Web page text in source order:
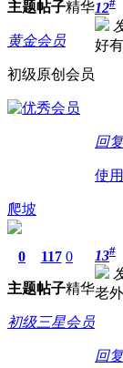
主题帖子精华
黄金会员
初级原创会员
12#
好
回复
使
爬坡
0
主题
117
帖子
0
精华
初级三星会员
13#
老
回复